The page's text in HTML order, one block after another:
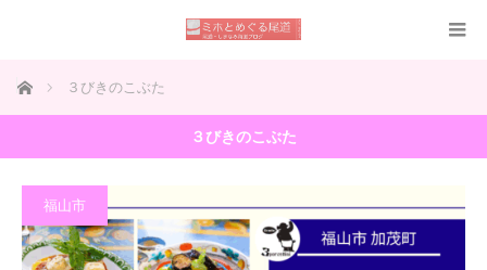
ホーム ３びきのこぶた
３びきのこぶた
福山市